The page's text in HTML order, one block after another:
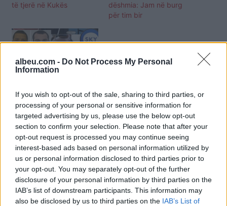
albeu.com - Do Not Process My Personal
Information
If you wish to opt-out of the sale, sharing to third parties, or
processing of your personal or sensitive information for
targeted advertising by us, please use the below opt-out
section to confirm your selection. Please note that after your
opt-out request is processed you may continue seeing
interest-based ads based on personal information utilized by
us or personal information disclosed to third parties prior to
your opt-out. You may separately opt-out of the further
disclosure of your personal information by third parties on the
IAB’s list of downstream participants. This information may
also be disclosed by us to third parties on the IAB’s List of
të tjerë në Kukës
dëshmia: Jam në burg
për tim bir
– Jepet PRETENCA: Ja sa
vite burg kërkon SPAK
për ish-Shefin e Krimeve
Dedan Gjoni dhe 5 të
akuzuarit e tjerë